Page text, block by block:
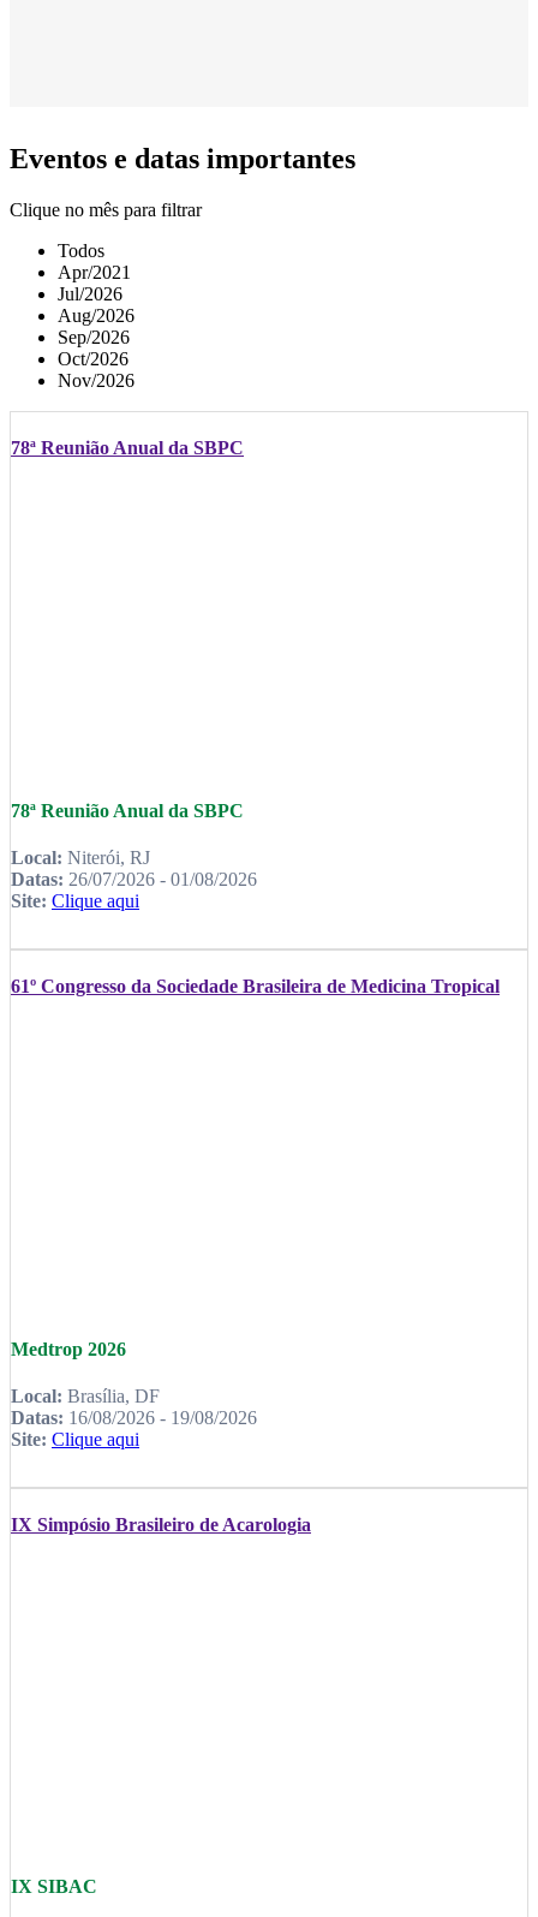
Eventos e datas importantes
Clique no mês para filtrar
Todos
Apr/2021
Jul/2026
Aug/2026
Sep/2026
Oct/2026
Nov/2026
78ª Reunião Anual da SBPC
78ª Reunião Anual da SBPC
Local: Niterói, RJ
Datas: 26/07/2026 - 01/08/2026
Site: Clique aqui
61º Congresso da Sociedade Brasileira de Medicina Tropical
Medtrop 2026
Local: Brasília, DF
Datas: 16/08/2026 - 19/08/2026
Site: Clique aqui
IX Simpósio Brasileiro de Acarologia
IX SIBAC